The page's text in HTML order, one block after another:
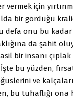
için
bir gördüğü
defa onu bu kadar
da şahit
bir insanı çıplak
bu yüzden,
ve
bu tuhaflığı ona